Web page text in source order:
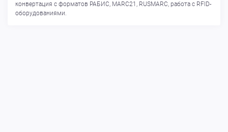
конвертация с форматов РАБИС, MARC21, RUSMARC, работа с RFID-
оборудованиями.